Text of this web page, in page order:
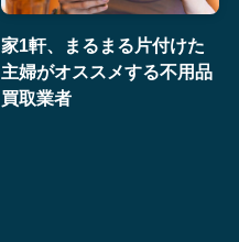
家1軒、まるまる片付けた
主婦がオススメする不用品
買取業者